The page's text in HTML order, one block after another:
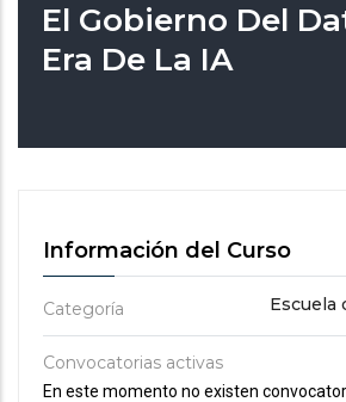
El Gobierno Del
Era De La IA
Información del Curso
Categoría Escuela
Convocatorias activas
En este momento no existen